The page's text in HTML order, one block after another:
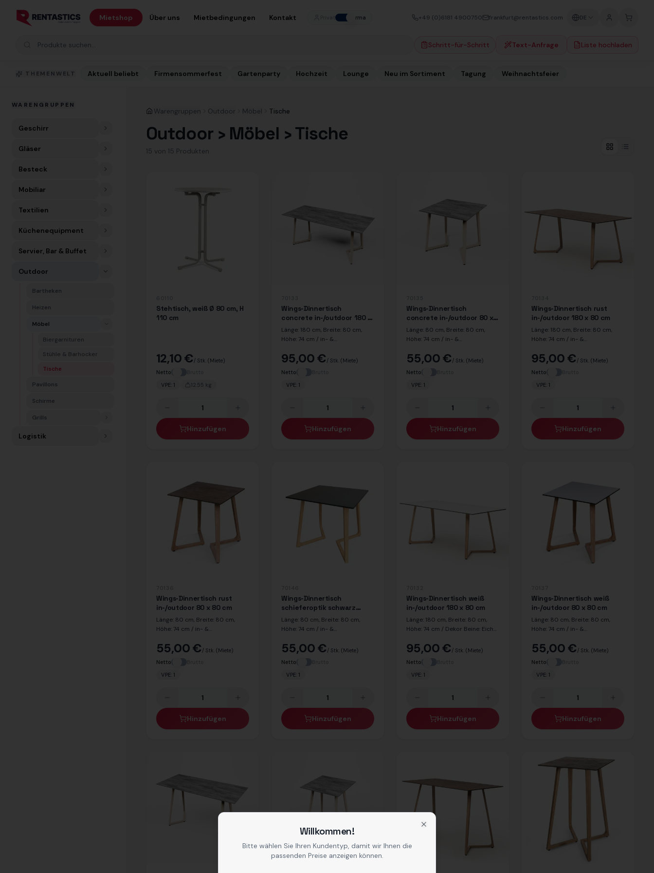
Mietshop Über uns Mietbedingungen Kontakt Firma +49 (0)6181 4900750 frankfurt@rentastics.com DE
Produkte suchen Schritt-für-Schritt Text-Anfrage Liste hochladen
THEMENWELT Aktuell beliebt Firmensommerfest Gartenparty Hochzeit Lounge Neu im Sortiment Tagung Weihnachtsfeier
WARENGRUPPEN
Geschirr
Gläser
Besteck
Mobiliar
Textilien
Küchenequipment
Servier, Bar & Buffet
Outdoor
Bartheken
Heizen
Möbel
Biergarnituren
Stühle & Barhocker
Tische
Pavillons
Schirme
Grills
Logistik
Warengruppen Outdoor Möbel Tische
Outdoor › Möbel › Tische
15 von 15 Produkten
Stehtisch, weiß Ø 80 cm, H
110 cm
12,10 € / Stk. (Miete)
Netto
VPE: 1 12.55 kg
Hinzufügen
Wings-Dinnertisch
concrete in-/outdoor 180 x
80 cm
Länge: 180 cm, Breite: 80 cm,
Höhe: 74 cm / in- &
95,00 € / Stk. (Miete)
Netto
VPE: 1
Hinzufügen
Wings-Dinnertisch
concrete in-/outdoor 80 x
80 cm
Länge: 80 cm, Breite: 80 cm,
Höhe: 74 cm / in- &
Beton / Dekor Beine: Eiche
55,00 € / Stk. (Miete)
Netto
VPE: 1
Hinzufügen
Wings-Dinnertisch rust
in-/outdoor 180 x 80 cm
Länge: 180 cm, Breite: 80 cm,
Höhe: 74 cm / in- &
95,00 € / Stk. (Miete)
Netto
VPE: 1
Hinzufügen
Wings-Dinnertisch rust
in-/outdoor 80 x 80 cm
Länge: 80 cm, Breite: 80 cm,
Höhe: 74 cm / in- &
Rost / Dekor Beine: Eiche
55,00 € / Stk. (Miete)
Netto
VPE: 1
Hinzufügen
Wings-Dinnertisch
schieferoptik schwarz
in-/outdoor 80 x 80 cm
Länge: 80 cm, Breite: 80 cm,
Höhe: 74 cm / in- &
schwarz / Dekor Beine: Eiche
55,00 € / Stk. (Miete)
Netto
VPE: 1
Hinzufügen
Wings-Dinnertisch weiß
in-/outdoor 180 x 80 cm
Länge: 180 cm, Breite: 80 cm,
Höhe: 74 cm / Dekor Beine: Eiche
outdoorgeeignet
95,00 € / Stk. (Miete)
Netto
VPE: 1
Hinzufügen
Wings-Dinnertisch weiß
in-/outdoor 80 x 80 cm
Länge: 80 cm, Breite: 80 cm,
Höhe: 74 cm / in- &
weiß / Dekor Beine: Eiche
55,00 € / Stk. (Miete)
Netto
VPE: 1
Hinzufügen
Willkommen!
Bitte wählen Sie Ihren Kundentyp, damit wir Ihnen die
passenden Preise anzeigen können.